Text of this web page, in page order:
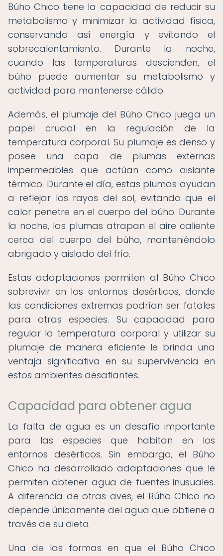
Búho Chico tiene la capacidad de reducir su
metabolismo y minimizar la actividad física,
conservando así energía y evitando el
sobrecalentamiento. Durante la noche,
cuando las temperaturas descienden, el
búho puede aumentar su metabolismo y
actividad para mantenerse cálido.
Además, el plumaje del Búho Chico juega un
papel crucial en la regulación de la
temperatura corporal. Su plumaje es denso y
posee una capa de plumas externas
impermeables que actúan como aislante
térmico. Durante el día, estas plumas ayudan
a reflejar los rayos del sol, evitando que el
calor penetre en el cuerpo del búho. Durante
la noche, las plumas atrapan el aire caliente
cerca del cuerpo del búho, manteniéndolo
abrigado y aislado del frío.
Estas adaptaciones permiten al Búho Chico
sobrevivir en los entornos desérticos, donde
las condiciones extremas podrían ser fatales
para otras especies. Su capacidad para
regular la temperatura corporal y utilizar su
plumaje de manera eficiente le brinda una
ventaja significativa en su supervivencia en
estos ambientes desafiantes.
Capacidad para obtener agua
La falta de agua es un desafío importante
para las especies que habitan en los
entornos desérticos. Sin embargo, el Búho
Chico ha desarrollado adaptaciones que le
permiten obtener agua de fuentes inusuales.
A diferencia de otras aves, el Búho Chico no
depende únicamente del agua que obtiene a
través de su dieta.
Una de las formas en que el Búho Chico